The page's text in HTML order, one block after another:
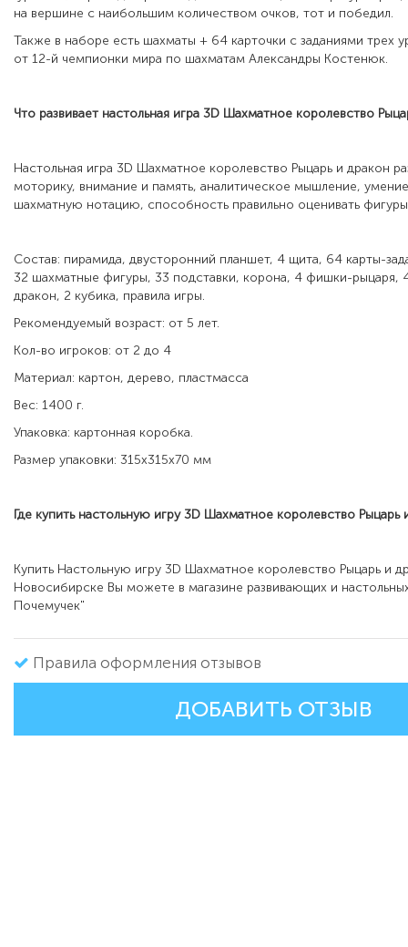
на вершине с наибольшим количеством очков, тот и победил.
Также в наборе есть шахматы + 64 карточки с заданиями трех
от 12-й чемпионки мира по шахматам Александры Костенюк.
Что развивает настольная игра 3D Шахматное королевство
Настольная игра 3D Шахматное королевство Рыцарь и дракон
моторику, внимание и память, аналитическое мышление, умение
шахматную нотацию, способность правильно оценивать
Состав: пирамида, двусторонний планшет, 4 щита, 64 карты-
32 шахматные фигуры, 33 подставки, корона, 4 фишки-рыцаря,
дракон, 2 кубика, правила игры.
Рекомендуемый возраст: от 5 лет.
Кол-во игроков: от 2 до 4
Материал: картон, дерево, пластмасса
Вес: 1400 г.
Упаковка: картонная коробка.
Размер упаковки: 315х315х70 мм
Где купить настольную игру3D Шахматное королевство Рыцарь
Купить Настольную игру 3D Шахматное королевство Рыцарь и
Новосибирске Вы можете в магазине развивающих и
Почемучек"
Правила оформления отзывов
ДОБАВИТЬ ОТЗЫВ